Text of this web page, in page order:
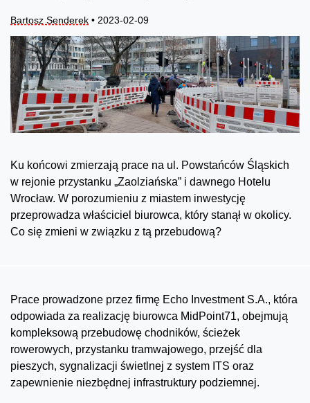
Bartosz Senderek • 2023-02-09
Ku końcowi zmierzają prace na ul. Powstańców Śląskich
w rejonie przystanku „Zaolziańska” i dawnego Hotelu
Wrocław. W porozumieniu z miastem inwestycję
przeprowadza właściciel biurowca, który stanął w okolicy.
Co się zmieni w związku z tą przebudową?
Prace prowadzone przez firmę Echo Investment S.A., która
odpowiada za realizację biurowca MidPoint71, obejmują
kompleksową przebudowę chodników, ścieżek
rowerowych, przystanku tramwajowego, przejść dla
pieszych, sygnalizacji świetlnej z system ITS oraz
zapewnienie niezbędnej infrastruktury podziemnej.